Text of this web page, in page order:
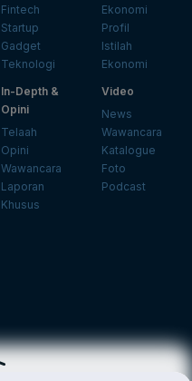
Fintech
Startup
Gadget
Teknologi
Ekonomi
Profil
Istilah
Ekonomi
In-Depth &
Opini
Telaah
Opini
Wawancara
Laporan
Khusus
Video
News
Wawancara
Katalogue
Foto
Podcast